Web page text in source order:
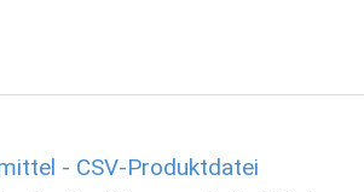
- CSV-Produktdatei